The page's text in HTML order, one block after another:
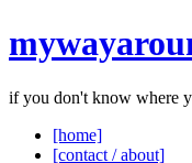
if you don't know where
[home]
[contact / about]